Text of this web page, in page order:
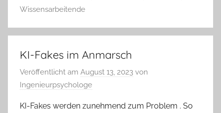
Wissensarbeitende
KI-Fakes im Anmarsch
Veröffentlicht am August 13, 2023 von
Ingenieurpsychologe
KI-Fakes werden zunehmend zum Problem . So